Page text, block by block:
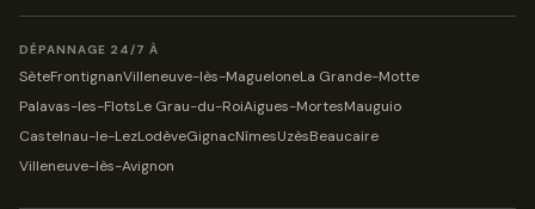
DÉPANNAGE 24/7 À
SèteFrontignanVilleneuve-lès-MagueloneLa Grande-Motte
Palavas-les-FlotsLe Grau-du-RoiAigues-MortesMauguio
Castelnau-le-LezLodèveGignacNîmesUzèsBeaucaire
Villeneuve-lès-Avignon